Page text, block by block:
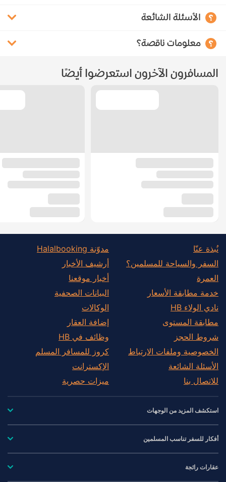
الأسئلة الشائعة
معلومات ناقصة؟
المسافرون الآخرون استعرضوا أيضًا
نُبذة عنّا
السفر والسياحة للمسلمين؟
العمرة
خدمة مطابقة الأسعار
نادي الولاء HB
مطابقة المستوى
شروط الحجز
الخصوصية وملفات الارتباط
الأسئلة الشائعة
للاتصال بنا
مدوّنة Halalbooking
أرشيف الأخبار
أخبار موقعنا
البيانات الصحفية
الوكالات
إضافة العقار
وظائف في HB
كروز للمسافر المسلم
الإكسترانت
ميزات حصرية
استكشف المزيد من الوجهات
أفكار للسفر تناسب المسلمين
عقارات رائجة